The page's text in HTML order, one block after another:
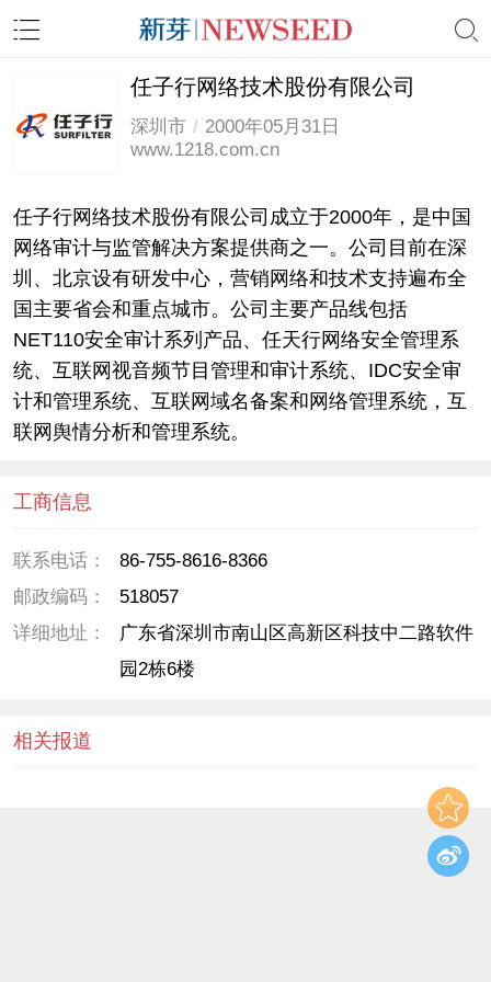
任子行网络技术股份有限公司
深圳市 / 2000年05月31日
www.1218.com.cn
任子行网络技术股份有限公司成立于2000年，是中国
网络审计与监管解决方案提供商之一。公司目前在深
圳、北京设有研发中心，营销网络和技术支持遍布全
国主要省会和重点城市。公司主要产品线包括
NET110安全审计系列产品、任天行网络安全管理系
统、互联网视音频节目管理和审计系统、IDC安全审
计和管理系统、互联网域名备案和网络管理系统，互
联网舆情分析和管理系统。
工商信息
联系电话：
86-755-8616-8366
邮政编码：
518057
详细地址：
广东省深圳市南山区高新区科技中二路软件
园2栋6楼
相关报道